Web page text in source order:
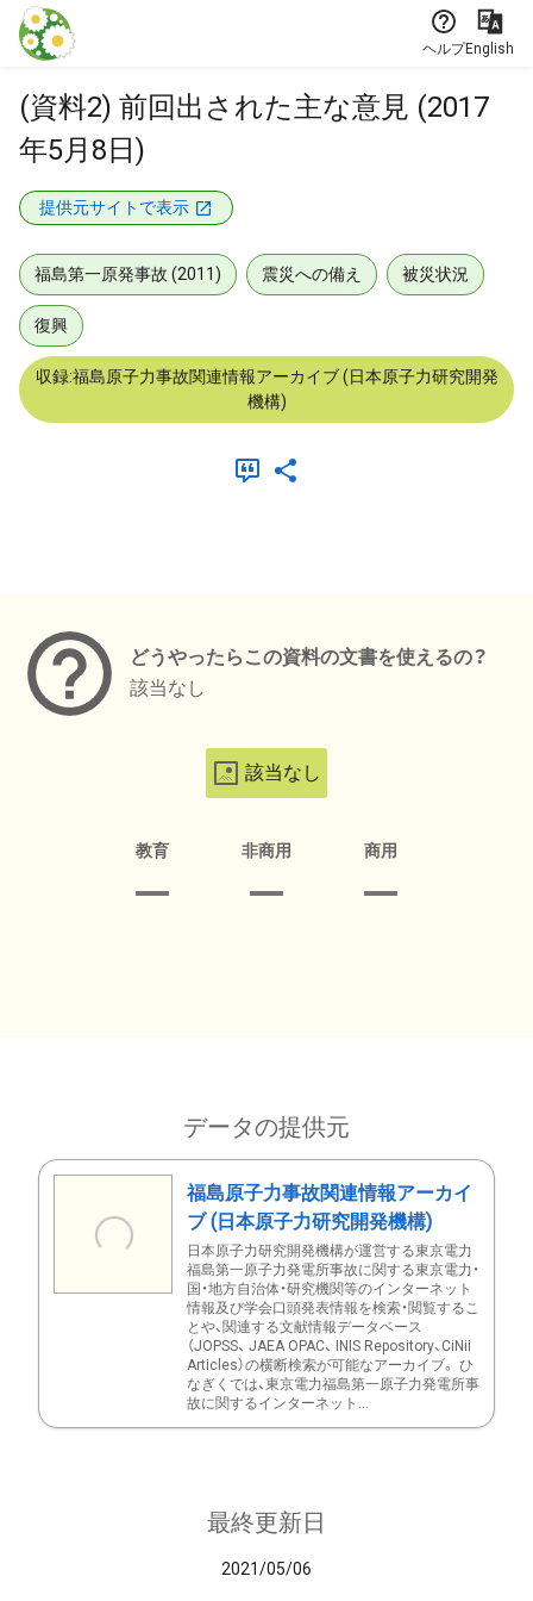
本文に飛ぶ
ヘルプEnglish
(資料2) 前回出された主な意見 (2017
年5月8日)
提供元サイトで表示
福島第一原発事故 (2011) 震災への備え 被災状況
復興
収録:福島原子力事故関連情報アーカイブ (日本原子力研究開発
機構)
どうやったらこの資料の文書を使えるの？
該当なし
該当なし
教育 非商用 商用
データの提供元
福島原子力事故関連情報アーカイ
ブ (日本原子力研究開発機構)
日本原子力研究開発機構が運営する東京電力
福島第一原子力発電所事故に関する東京電力・
国・地方自治体・研究機関等のインターネット
情報及び学会口頭発表情報を検索・閲覧するこ
とや、関連する文献情報データベース
（JOPSS、 JAEA OPAC、 INIS Repository、CiNii
Articles）の横断検索が可能なアーカイブ。 ひ
なぎくでは、東京電力福島第一原子力発電所事
故に関するインターネット...
最終更新日
2021/05/06